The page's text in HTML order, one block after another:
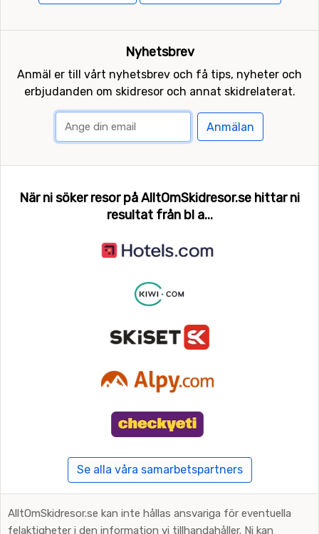
Nyhetsbrev
Anmäl er till vårt nyhetsbrev och få tips, nyheter och
erbjudanden om skidresor och annat skidrelaterat.
Anmälan
När ni söker resor på AlltOmSkidresor.se hittar ni
resultat från bl a...
Se alla våra samarbetspartners
AlltOmSkidresor.se kan inte hållas ansvariga för eventuella
felaktigheter i den information vi tillhandahåller. Ni kan